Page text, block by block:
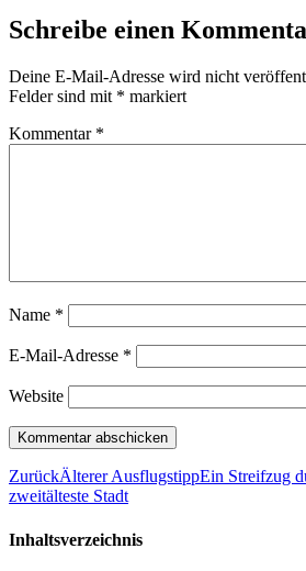
Schreibe einen
Deine E-Mail-Adresse wird nicht
Felder sind mit * markiert
Kommentar *
Name *
E-Mail-Adresse *
Website
ZurückÄlterer AusflugstippEin Streifzug
zweitälteste Stadt
Inhaltsverzeichnis